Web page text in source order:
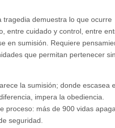
tragedia demuestra lo que ocurre
entre cuidado y control, entre
en sumisión. Requiere
que permitan pertenecer sin
la sumisión; donde escasea
impera la obediencia.
proceso: más de 900 vidas
seguridad.